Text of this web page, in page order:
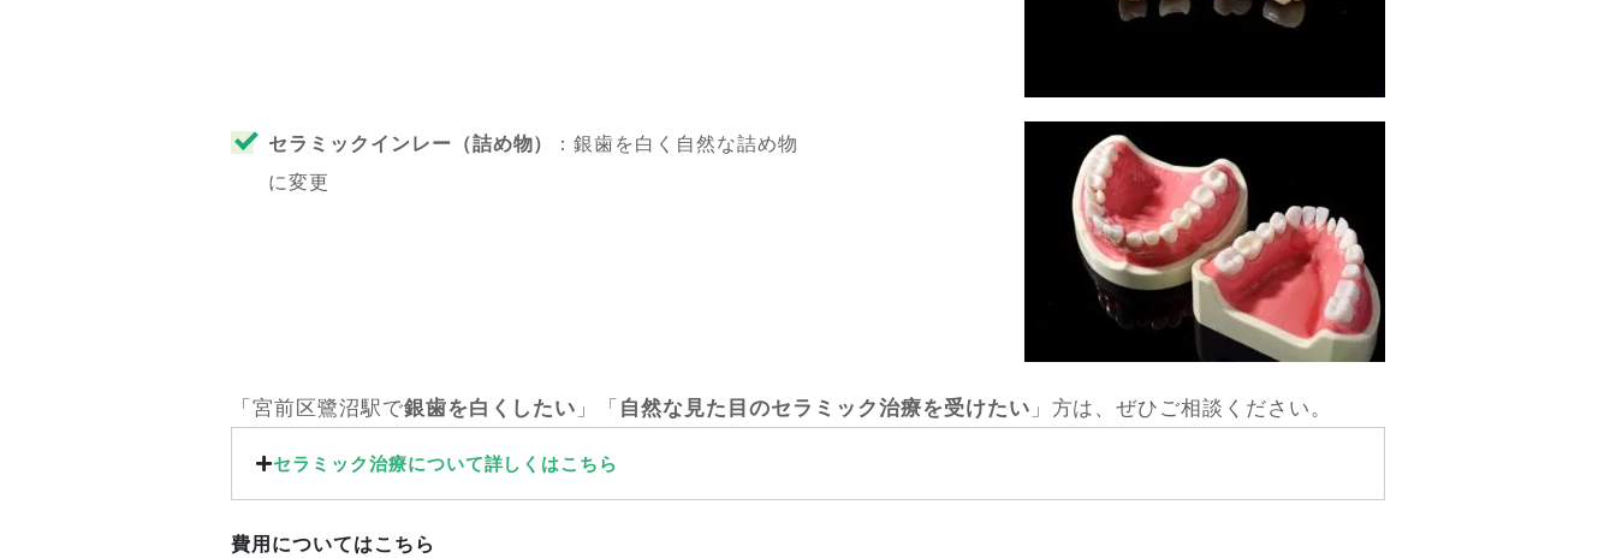
セラミックインレー（詰め物）
：銀歯を白く自然な詰め物
に変更
「宮前区鷺沼駅で銀歯を白くしたい 」「自然な見た目のセラミック治療を受けたい 」方は、ぜひご相談ください。
セラミック治療について詳しくはこちら
費用についてはこちら